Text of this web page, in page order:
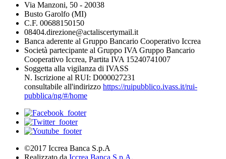
Via Manzoni, 50 - 20038
Busto Garolfo (MI)
C.F. 00688150150
08404.direzione@actaliscertymail.it
Banca aderente al Gruppo Bancario Cooperativo Iccrea
Società partecipante al Gruppo IVA Gruppo Bancario
Cooperativo Iccrea, Partita IVA 15240741007
Soggetta alla vigilanza di IVASS
N. Iscrizione al RUI: D000027231
consultabile all'indirizzo https://ruipubblico.ivass.it/rui-
pubblica/ng/#/home
©2017 Iccrea Banca S.p.A
Realizzato da Iccrea Banca S.p.A.